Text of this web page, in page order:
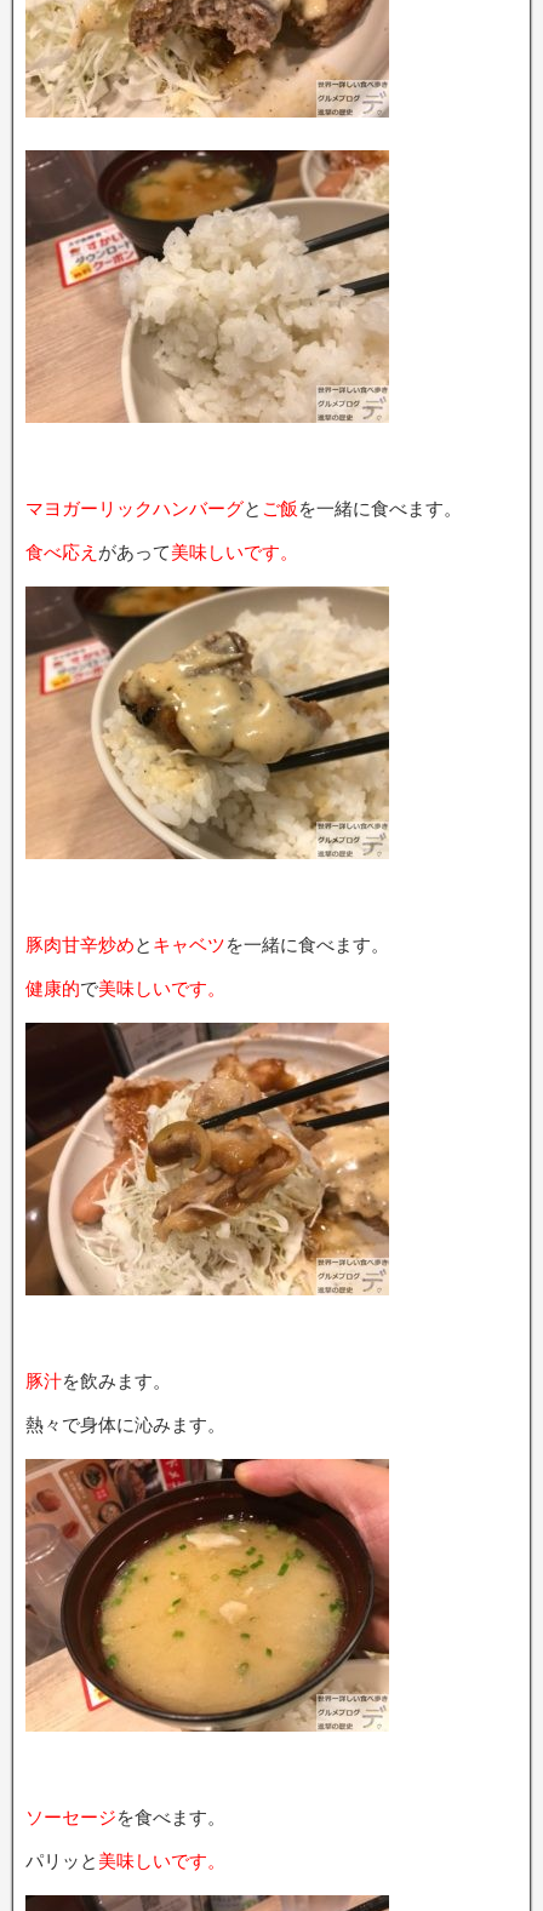
マヨガーリックハンバーグと ご飯 を一緒に食べます。
食べ応え があって美味しいです。
豚肉甘辛炒めと キャベツを一緒に食べます。
健康的で美味しいです。
豚汁を飲みます。
熱々で身体に沁みます。
ソーセージを食べます。
パリッと 美味しいです。